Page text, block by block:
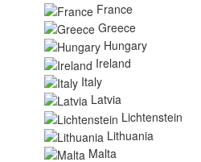
France
Greece
Hungary
Ireland
Italy
Latvia
Lichtenstein
Lithuania
Malta